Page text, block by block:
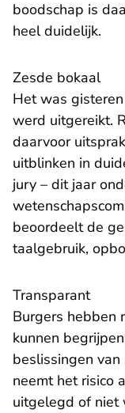
boodschap is
heel duidelijk.
Zesde bokaal
Het was
werd uitgereikt.
daarvoor
uitblinken in
jury – dit jaar
beoordeelt de
taalgebruik,
Transparant
Burgers hebben
kunnen
beslissingen
neemt het risico
uitgelegd of niet